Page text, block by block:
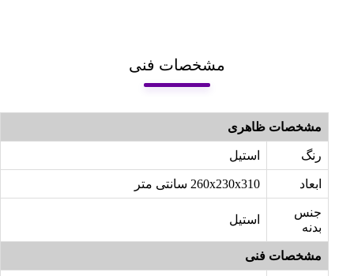
مشخصات فنی
مشخصات ظاهری
رنگ استیل
ابعاد 260x230x310 سانتی متر
جنس
بدنه
استیل
مشخصات فنی